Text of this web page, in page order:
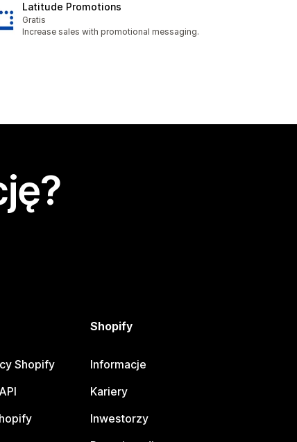
Latitude Promotions
Gratis
Increase sales with promotional messaging.
Shopify
Shopify
Informacje
Kariery
Inwestorzy